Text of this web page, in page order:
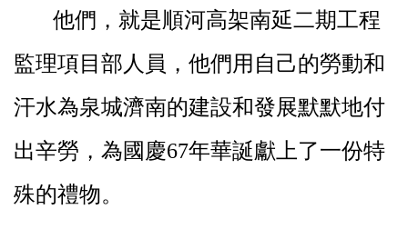
他們，就是順河高架南延二期工程
監理項目部人員，他們用自己的勞動和
汗水為泉城濟南的建設和發展默默地付
出辛勞，為國慶67年華誕獻上了一份特
殊的禮物。